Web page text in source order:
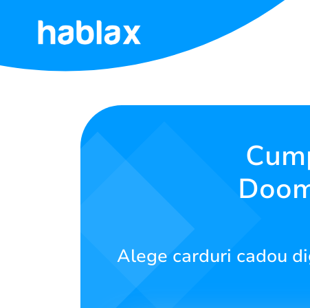
Acasă
Alege carduri cadou